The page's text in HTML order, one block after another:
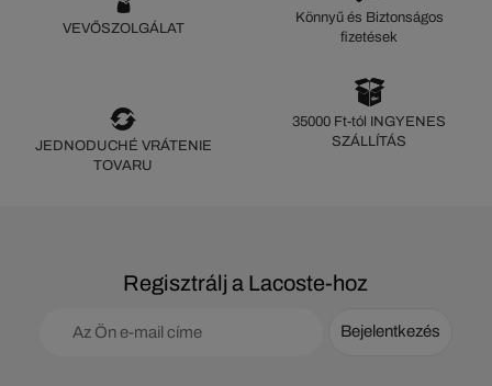
VEVŐSZOLGÁLAT
Könnyű és Biztonságos
fizetések
JEDNODUCHÉ VRÁTENIE
TOVARU
35000 Ft-tól INGYENES
SZÁLLÍTÁS
Regisztrálj a Lacoste-hoz
Bejelentkezés